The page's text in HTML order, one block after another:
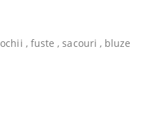
, fuste , sacouri , bluze